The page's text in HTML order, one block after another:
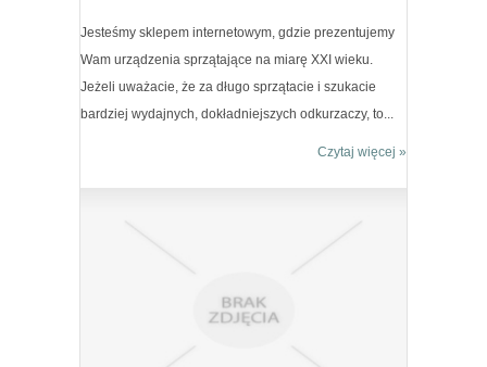
Jesteśmy sklepem internetowym, gdzie prezentujemy
Wam urządzenia sprzątające na miarę XXI wieku.
Jeżeli uważacie, że za długo sprzątacie i szukacie
bardziej wydajnych, dokładniejszych odkurzaczy, to...
Czytaj więcej »